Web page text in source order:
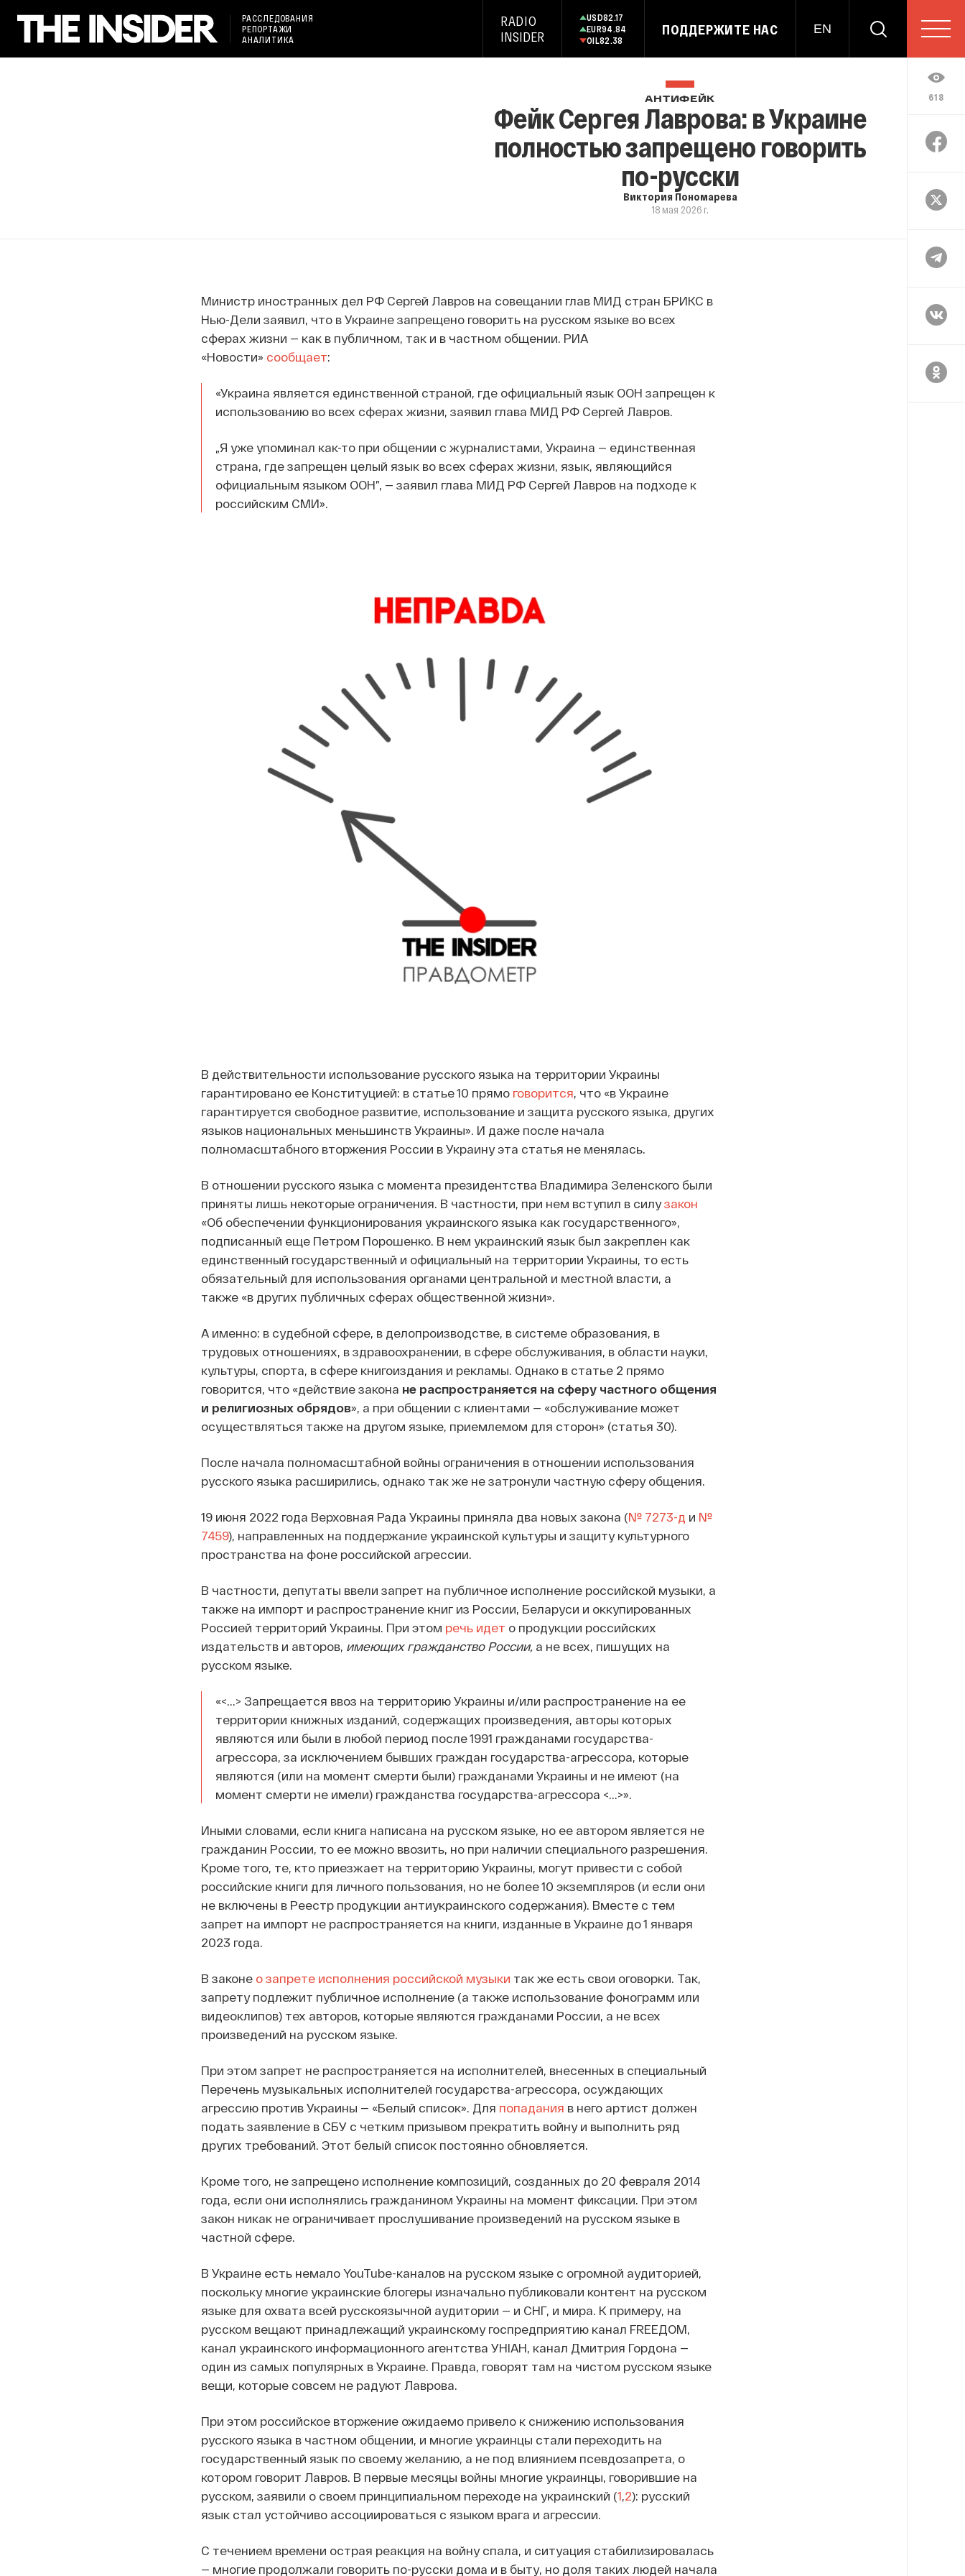
РАССЛЕДОВАНИЯ
РЕПОРТАЖИ
АНАЛИТИКА
RADIO
INSIDER
USD82.17
EUR94.84
OIL82.38
ПОДДЕРЖИТЕ НАС EN
618
АНТИФЕЙК
Фейк Сергея Лаврова: в Украине
полностью запрещено говорить
по-русски
Виктория Пономарева
18 мая 2026 г.
Министр иностранных дел РФ Сергей Лавров на совещании глав МИД стран БРИКС в
Нью-Дели заявил, что в Украине запрещено говорить на русском языке во всех
сферах жизни — как в публичном, так и в частном общении. РИА
«Новости» сообщает:
«Украина является единственной страной, где официальный язык ООН запрещен к
использованию во всех сферах жизни, заявил глава МИД РФ Сергей Лавров.
„Я уже упоминал как-то при общении с журналистами, Украина — единственная
страна, где запрещен целый язык во всех сферах жизни, язык, являющийся
официальным языком ООН”, — заявил глава МИД РФ Сергей Лавров на подходе к
российским СМИ».
В действительности использование русского языка на территории Украины
гарантировано ее Конституцией: в статье 10 прямо говорится, что «в Украине
гарантируется свободное развитие, использование и защита русского языка, других
языков национальных меньшинств Украины». И даже после начала
полномасштабного вторжения России в Украину эта статья не менялась.
В отношении русского языка с момента президентства Владимира Зеленского были
приняты лишь некоторые ограничения. В частности, при нем вступил в силузакон
«Об обеспечении функционирования украинского языка как государственного»,
подписанный еще Петром Порошенко. В нем украинский язык был закреплен как
единственный государственный и официальный на территории Украины, то есть
обязательный для использования органами центральной и местной власти, а
также «в других публичных сферах общественной жизни».
А именно: в судебной сфере, в делопроизводстве, в системе образования, в
трудовых отношениях, в здравоохранении, в сфере обслуживания, в области науки,
культуры, спорта, в сфере книгоиздания и рекламы. Однако в статье 2 прямо
говорится, что «действие закона не распространяется на сферу частного общения
и религиозных обрядов», а при общении с клиентами — «обслуживание может
осуществляться также на другом языке, приемлемом для сторон» (статья 30).
После начала полномасштабной войны ограничения в отношении использования
русского языка расширились, однако так же не затронули частную сферу общения.
19 июня 2022 года Верховная Рада Украины приняла два новых закона (№ 7273-д и №
7459), направленных на поддержание украинской культуры и защиту культурного
пространства на фоне российской агрессии.
В частности, депутаты ввели запрет на публичное исполнение российской музыки, а
также на импорт и распространение книг из России, Беларуси и оккупированных
Россией территорий Украины. При этом речь идет о продукции российских
издательств и авторов, имеющих гражданство России, а не всех, пишущих на
русском языке.
«<...> Запрещается ввоз на территорию Украины и/или распространение на ее
территории книжных изданий, содержащих произведения, авторы которых
являются или были в любой период после 1991 гражданами государства-
агрессора, за исключением бывших граждан государства-агрессора, которые
являются (или на момент смерти были) гражданами Украины и не имеют (на
момент смерти не имели) гражданства государства-агрессора <...>».
Иными словами, если книга написана на русском языке, но ее автором является не
гражданин России, то ее можно ввозить, но при наличии специального разрешения.
Кроме того, те, кто приезжает на территорию Украины, могут привести с собой
российские книги для личного пользования, но не более 10 экземпляров (и если они
не включены в Реестр продукции антиукраинского содержания). Вместе с тем
запрет на импорт не распространяется на книги, изданные в Украине до 1 января
2023 года.
В законе о запрете исполнения российской музыки так же есть свои оговорки. Так,
запрету подлежит публичное исполнение (а также использование фонограмм или
видеоклипов) тех авторов, которые являются гражданами России, а не всех
произведений на русском языке.
При этом запрет не распространяется на исполнителей, внесенных в специальный
Перечень музыкальных исполнителей государства-агрессора, осуждающих
агрессию против Украины — «Белый список». Для попадания в него артист должен
подать заявление в СБУ с четким призывом прекратить войну и выполнить ряд
других требований. Этот белый список постоянно обновляется.
Кроме того, не запрещено исполнение композиций, созданных до 20 февраля 2014
года, если они исполнялись гражданином Украины на момент фиксации. При этом
закон никак не ограничивает прослушивание произведений на русском языке в
частной сфере.
В Украине есть немало YouTube-каналов на русском языке с огромной аудиторией,
поскольку многие украинские блогеры изначально публиковали контент на русском
языке для охвата всей русскоязычной аудитории — и СНГ, и мира. К примеру, на
русском вещают принадлежащий украинскому госпредприятию канал FREEДОМ,
канал украинского информационного агентства УНІАН, канал Дмитрия Гордона —
один из самых популярных в Украине. Правда, говорят там на чистом русском языке
вещи, которые совсем не радуют Лаврова.
При этом российское вторжение ожидаемо привело к снижению использования
русского языка в частном общении, и многие украинцы стали переходить на
государственный язык по своему желанию, а не под влиянием псевдозапрета, о
котором говорит Лавров. В первые месяцы войны многие украинцы, говорившие на
русском, заявили о своем принципиальном переходе на украинский (1,2): русский
язык стал устойчиво ассоциироваться с языком врага и агрессии.
С течением времени острая реакция на войну спала, и ситуация стабилизировалась
— многие продолжали говорить по-русски дома и в быту, но доля таких людей начала